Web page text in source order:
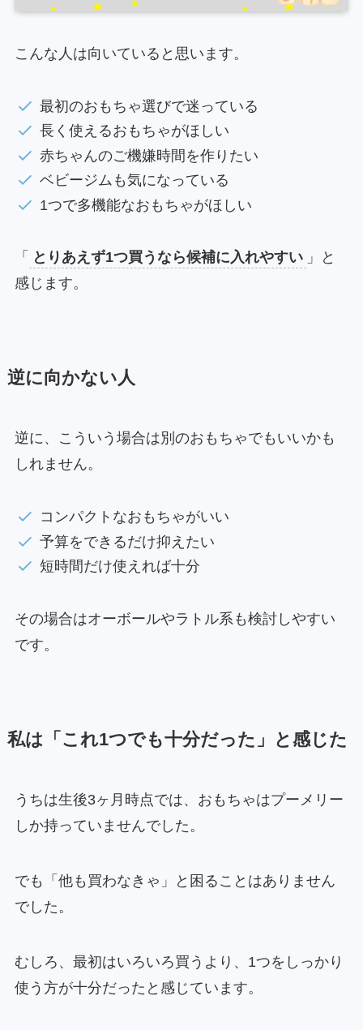
こんな人は向いていると思います。
最初のおもちゃ選びで迷っている
長く使えるおもちゃがほしい
赤ちゃんのご機嫌時間を作りたい
ベビージムも気になっている
1つで多機能なおもちゃがほしい
「 とりあえず1つ買うなら候補に入れやすい 」と
感じます。
逆に向かない人
逆に、こういう場合は別のおもちゃでもいいかも
しれません。
コンパクトなおもちゃがいい
予算をできるだけ抑えたい
短時間だけ使えれば十分
その場合はオーボールやラトル系も検討しやすい
です。
私は「これ1つでも十分だった」と感じた
うちは生後3ヶ月時点では、おもちゃはプーメリー
しか持っていませんでした。
でも「他も買わなきゃ」と困ることはありません
でした。
むしろ、最初はいろいろ買うより、1つをしっかり
使う方が十分だったと感じています。